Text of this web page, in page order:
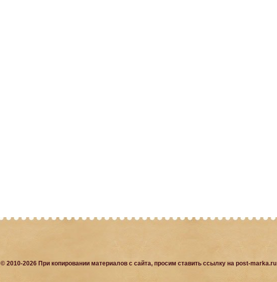
© 2010-2026 При копировании материалов с сайта, просим ставить ссылку на post-marka.ru